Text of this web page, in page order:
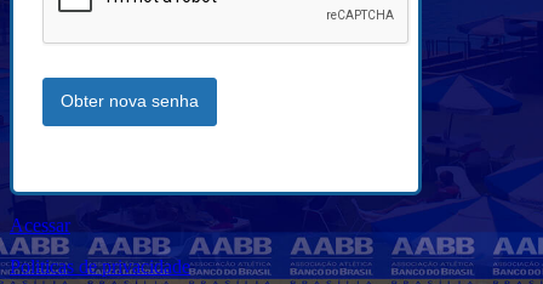
Acessar
Politicas de privacidade